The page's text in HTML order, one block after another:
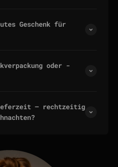
Geschenk für
oder -
— rechtzeitig